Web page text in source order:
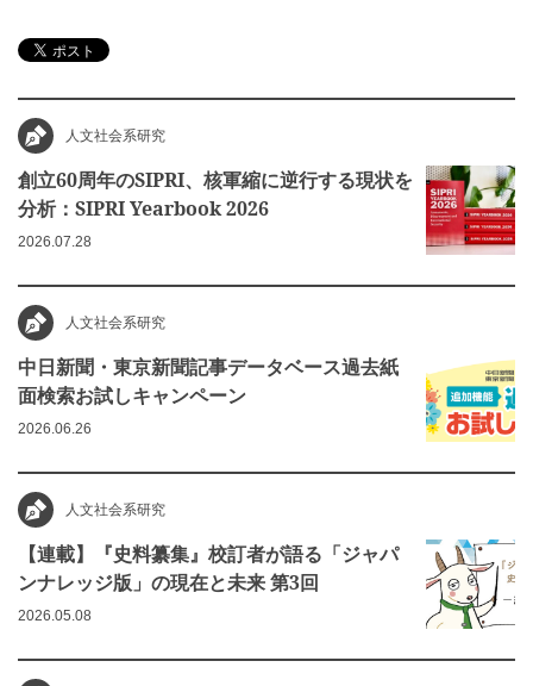
人文社会系研究
創立60周年のSIPRI、核軍縮に逆行する現状を
分析：SIPRI Yearbook 2026
2026.07.28
人文社会系研究
中日新聞・東京新聞記事データベース過去紙
面検索お試しキャンペーン
2026.06.26
人文社会系研究
【連載】『史料纂集』校訂者が語る「ジャパ
ンナレッジ版」の現在と未来 第3回
2026.05.08